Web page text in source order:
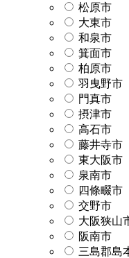
松原市
大東市
和泉市
箕面市
柏原市
羽曳野市
門真市
摂津市
高石市
藤井寺市
東大阪市
泉南市
四條畷市
交野市
大阪狭山
阪南市
三島郡島